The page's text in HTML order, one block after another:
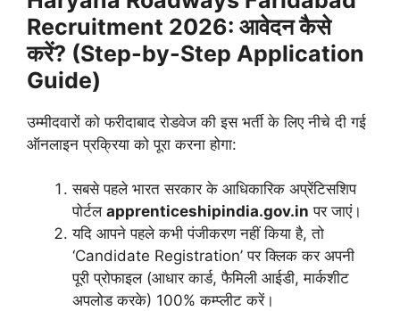
Recruitment 2026: आवेदन कैसे
करें? (Step-by-Step Application
Guide)
उम्मीदवारों को फरीदाबाद रोडवेज की इस भर्ती के लिए नीचे दी गई
ऑनलाइन प्रक्रिया को पूरा करना होगा:
सबसे पहले भारत सरकार के आधिकारिक अप्रेंटिसशिप
पोर्टल apprenticeshipindia.gov.in पर जाएं।
यदि आपने पहले कभी पंजीकरण नहीं किया है, तो
‘Candidate Registration’ पर क्लिक कर अपनी
पूरी प्रोफाइल (आधार कार्ड, फैमिली आईडी, मार्कशीट
अपलोड करके) 100% कम्प्लीट करें।